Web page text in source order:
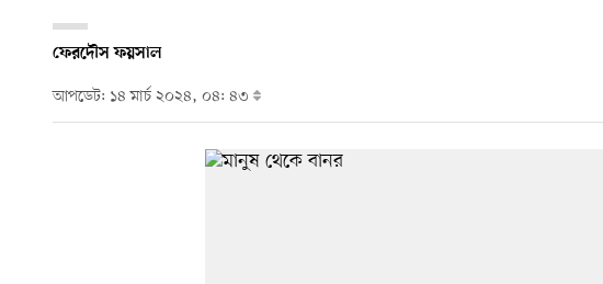
ফেরদৌস ফয়সাল
আপডেট: ১৪ মার্চ ২০২৪, ০৪: ৪৩